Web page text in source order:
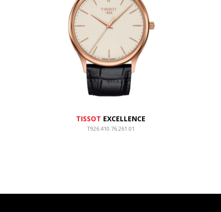
TISSOT EXCELLENCE
T926.410.76.261.01